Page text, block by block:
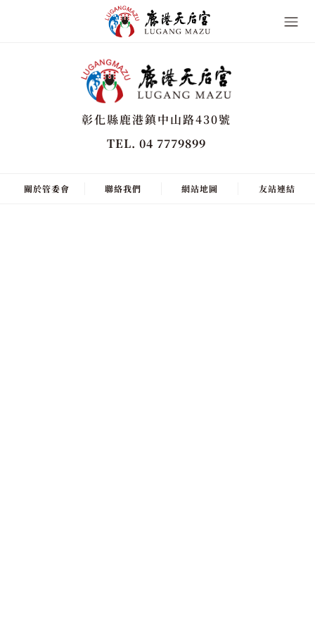
彰化縣鹿港鎮中山路430號
TEL. 04 7779899
關於管委會 聯絡我們 網站地圖 友站連結